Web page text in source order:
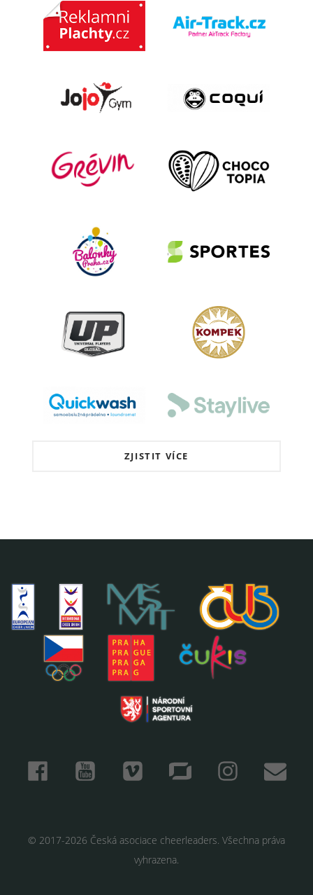
ZJISTIT VÍCE
© 2017-2026 Česká asociace cheerleaders. Všechna práva
vyhrazena.